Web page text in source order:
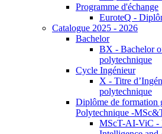
Programme d'échange
EuroteQ -
Catalogue 2025 - 2026
Bachelor
BX - Bachelor
polytechnique
Cycle Ingénieur
X - Titre
polytechnique
Diplôme de formation
Polytechnique -
MScT-AI-ViC -